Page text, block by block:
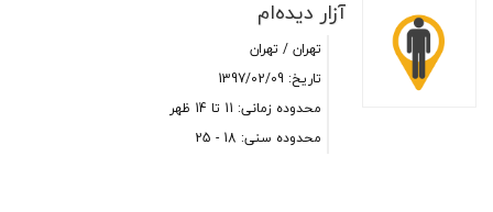
آزار دیده‌ام
تهران / تهران
تاریخ: 1397/02/09
محدوده زمانی: 11 تا 14 ظهر
محدوده سنی: 18 - 25